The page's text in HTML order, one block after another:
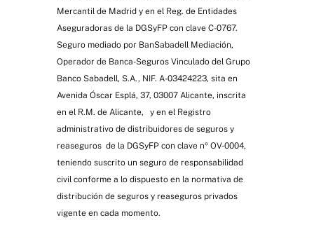
Mercantil de Madrid y en el Reg. de Entidades
Aseguradoras de la DGSyFP con clave C-0767.
Seguro mediado por BanSabadell Mediación,
Operador de Banca-Seguros Vinculado del Grupo
Banco Sabadell, S.A., NIF. A-03424223, sita en
Avenida Óscar Esplá, 37, 03007 Alicante, inscrita
en el R.M. de Alicante, y en el Registro
administrativo de distribuidores de seguros y
reaseguros de la DGSyFP con clave nº OV-0004,
teniendo suscrito un seguro de responsabilidad
civil conforme a lo dispuesto en la normativa de
distribución de seguros y reaseguros privados
vigente en cada momento.